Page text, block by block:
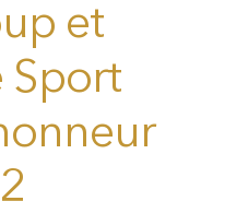
et
Sport